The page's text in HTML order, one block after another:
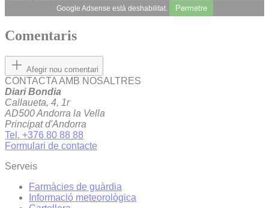
Google Adsense està deshabilitat. Permetre
Comentaris
Afegir nou comentari
CONTACTA AMB NOSALTRES
Diari Bondia
Callaueta, 4, 1r
AD500 Andorra la Vella
Principat d'Andorra
Tel. +376 80 88 88
Formulari de contacte
Serveis
Farmàcies de guàrdia
Informació meteorològica